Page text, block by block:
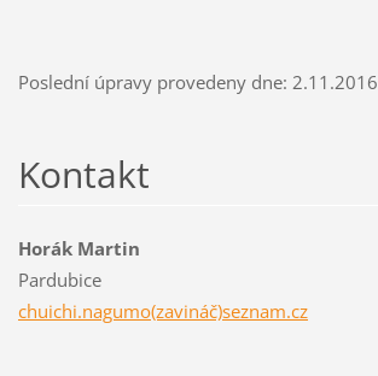
Poslední úpravy provedeny dne: 2.11.2016
Kontakt
Horák Martin
Pardubice
chuichi.nagumo(zavináč)seznam.cz